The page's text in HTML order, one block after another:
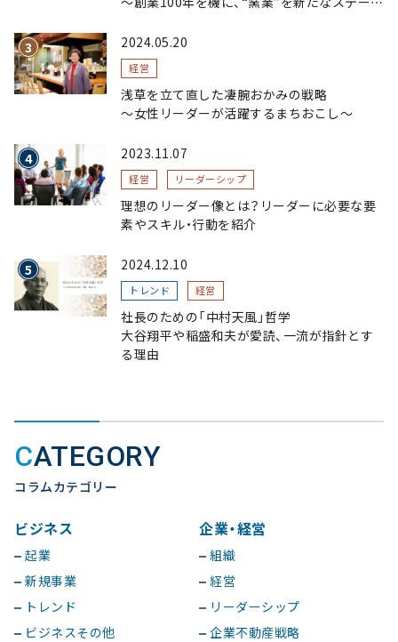
略～
2024.05.20
経営
浅草を立て直した凄腕おかみの戦略
〜女性リーダーが活躍するまちおこし〜
2023.11.07
経営 リーダーシップ
理想のリーダー像とは？リーダーに必要な要
素やスキル・行動を紹介
2024.12.10
トレンド 経営
社長のための「中村天風」哲学
大谷翔平や稲盛和夫が愛読、一流が指針とす
る理由
CATEGORY
コラムカテゴリー
ビジネス
起業
新規事業
トレンド
ビジネスその他
企業・経営
組織
経営
リーダーシップ
企業不動産戦略